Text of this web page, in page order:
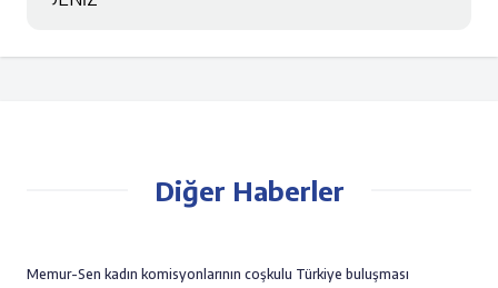
Diğer Haberler
Memur-Sen kadın komisyonlarının coşkulu Türkiye buluşması